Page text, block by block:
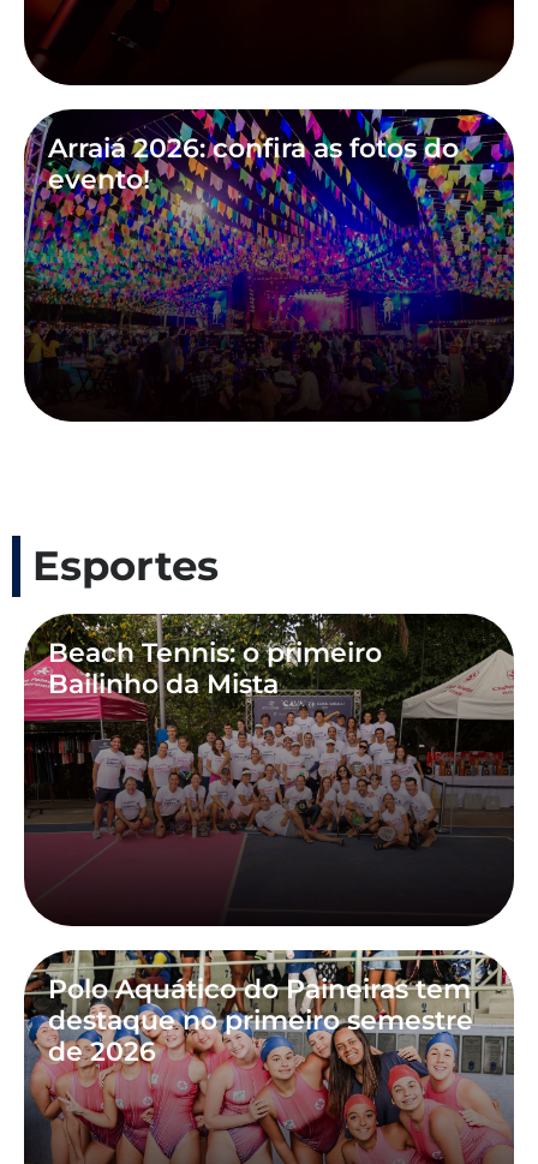
Arraiá 2026: confira as fotos do
evento!
Esportes
Beach Tennis: o primeiro
Bailinho da Mista
Polo Aquático do Paineiras tem
destaque no primeiro semestre
de 2026